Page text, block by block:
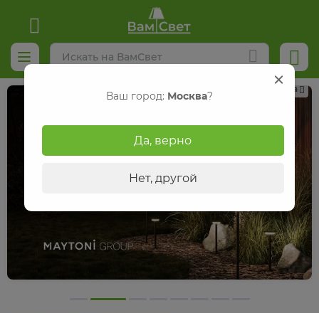
Реклама
Ваш город: Москва?
Да, верно
Нет, другой